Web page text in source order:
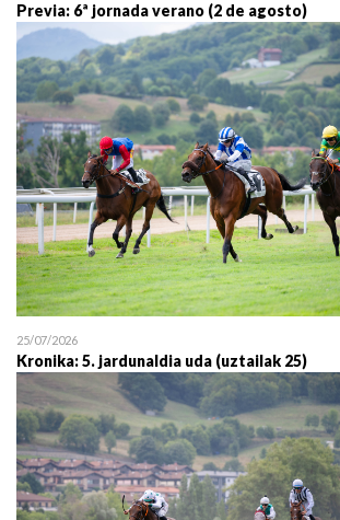
Previa: 6ª jornada verano (2 de agosto)
25/07/2026
Kronika: 5. jardunaldia uda (uztailak 25)